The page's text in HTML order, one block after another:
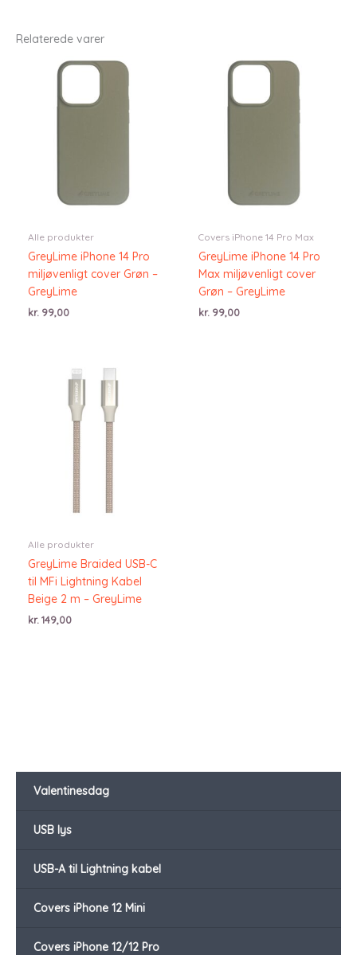
Valentinesdag
USB lys
USB-A til Lightning kabel
Covers iPhone 12 Mini
Covers iPhone 12/12 Pro
Relaterede varer
Alle produkter
GreyLime iPhone 14 Pro
miljøvenligt cover Grøn –
GreyLime
kr. 99,00
Covers iPhone 14 Pro Max
GreyLime iPhone 14 Pro
Max miljøvenligt cover
Grøn – GreyLime
kr. 99,00
Alle produkter
GreyLime Braided USB-C
til MFi Lightning Kabel
Beige 2 m – GreyLime
kr.149,00